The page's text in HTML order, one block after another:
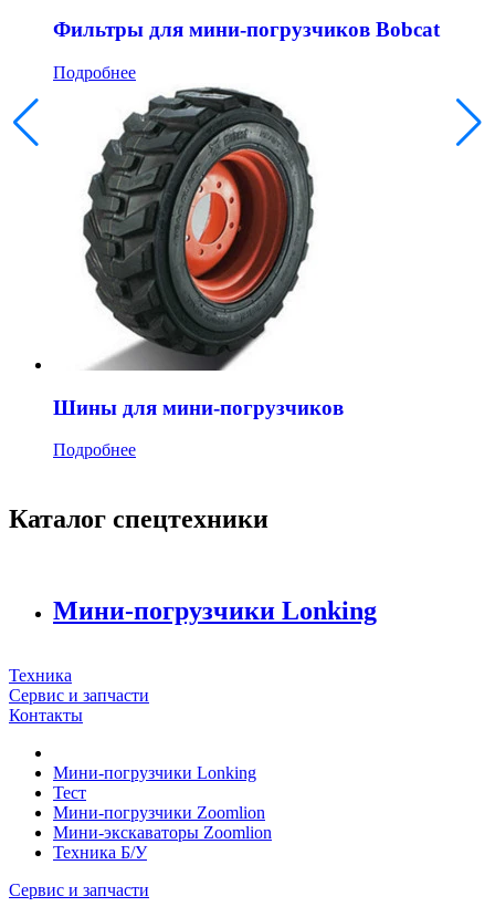
Фильтры для мини-погрузчиков Bobcat
Подробнее
Шины для мини-погрузчиков
Подробнее
Каталог спецтехники
Мини-погрузчики Lonking
Техника
Сервис и запчасти
Контакты
Мини-погрузчики Lonking
Тест
Мини-погрузчики Zoomlion
Мини-экскаваторы Zoomlion
Техника Б/У
Сервис и запчасти